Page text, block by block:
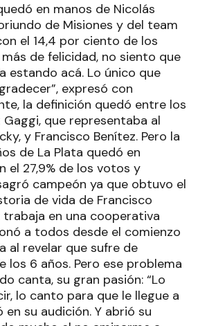
en manos de Nicolás
de Misiones y del team
el 14,4 por ciento de los
de felicidad, no siento que
estando acá. Lo único que
expresó con
la definición quedó entre los
que representaba al
y Francisco Benítez. Pero la
de La Plata quedó en
el 27,9% de los votos y
campeón ya que obtuvo el
de vida de Francisco
trabaja en una cooperativa
a todos desde el comienzo
al revelar que sufre de
los 6 años. Pero ese problema
canta, su gran pasión: “Lo
lo canto para que le llegue a
en su audición. Y abrió su